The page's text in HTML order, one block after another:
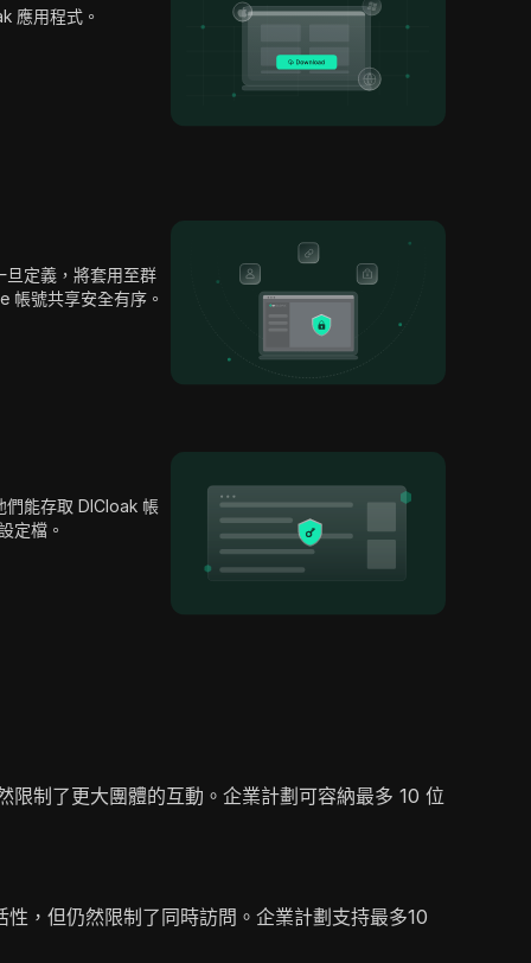
應用程式。
旦定義，將套用至群
帳號共享安全有序。
們能存取 DICloak 帳
定檔。
制了更大團體的互動。企業計劃可容納最多 10 位
，但仍然限制了同時訪問。企業計劃支持最多10